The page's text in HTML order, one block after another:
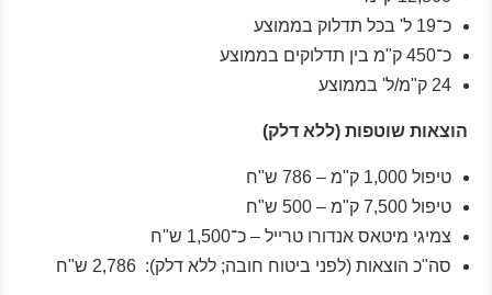
כ־19 ל' בכל תדלוק בממוצע
כ־450 ק"מ בין תדלוקים בממוצע
24 ק"מ/ל' בממוצע
הוצאות שוטפות (ללא דלק)
טיפול 1,000 ק"מ – 786 ש"ח
טיפול 7,500 ק"מ – 500 ש"ח
צמיגי מיטאס אנדורו טרייל – כ־1,500 ש"ח
סה"כ הוצאות (לפני ביטוח חובה; ללא דלק): 2,786 ש"ח